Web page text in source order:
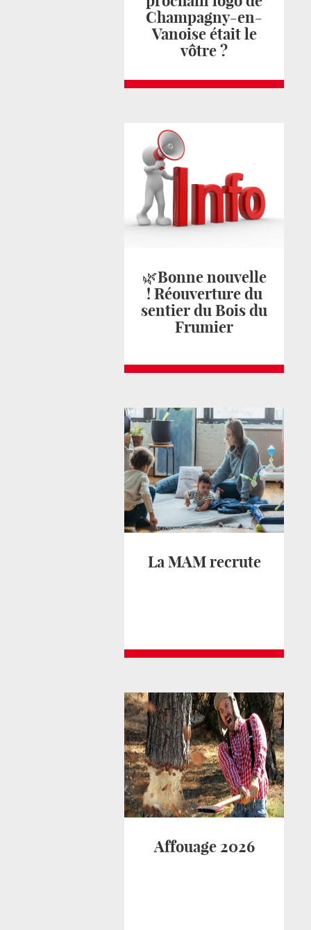
Champagny-en-
Vanoise était le
vôtre ?
🌿Bonne nouvelle
! Réouverture du
sentier du Bois du
Frumier
La MAM recrute
Affouage 2026